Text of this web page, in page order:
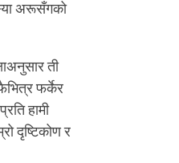
अरूसँगको
ती
फर्केर
हामी
दृष्टिकोण र